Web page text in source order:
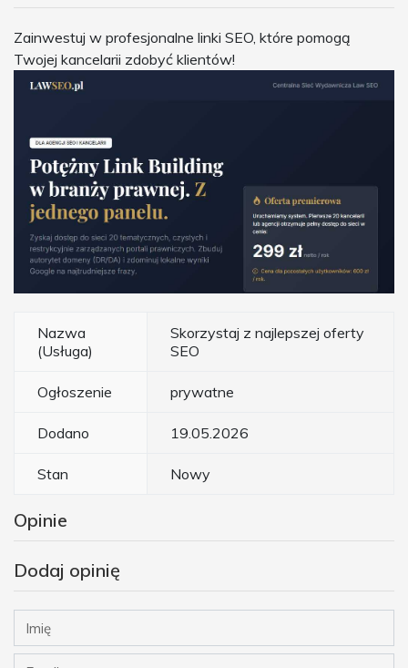
Zainwestuj w profesjonalne linki SEO, które pomogą
Twojej kancelarii zdobyć klientów!
Nazwa
(Usługa)
Skorzystaj z najlepszej oferty
SEO
Ogłoszenie prywatne
Dodano 19.05.2026
Stan Nowy
Opinie
Dodaj opinię